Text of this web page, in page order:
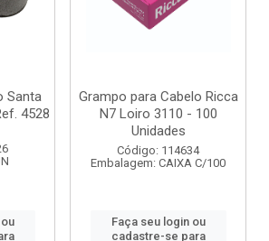
Santa
4528
Grampo para Cabelo Ricca
N7 Loiro 3110 - 100
Unidades
Código: 114634
Embalagem: CAIXA C/100
Faça seu login ou
cadastre-se para